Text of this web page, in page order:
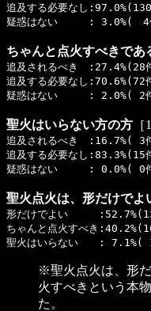
追及する必要なし
疑惑はない : 3.0%( 4
ちゃんと点火すべきであ
追及されるべき :27.4%(28
追及する必要なし:70.6%(72
疑惑はない : 2.0%( 2
聖火はいらない方の方 ［
追及されるべき :16.7%( 3
追及する必要なし:83.3%(15
疑惑はない : 0.0%( 0
聖火点火は、形だけでよ
形だけでよい
ちゃんと点火すべき
聖火はいらない : 7.1%(
※聖火点火は、形
火すべきという本
た。